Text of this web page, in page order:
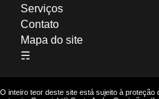
Serviços
Contato
Mapa do site
☴
O inteiro teor deste site está sujeito à proteção